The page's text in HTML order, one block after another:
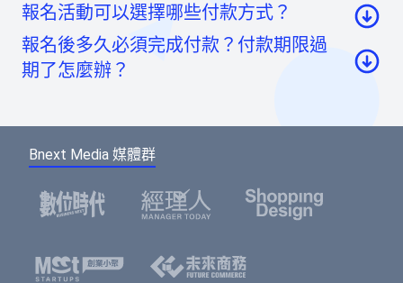
至活動頁面點選「我要報名」按鈕後，至票券資
訊頁點選「請先登入」按鈕。
入。（若您尚未成為BNEXTMEDIA會員，請點選
下方的註冊按鈕，即可註冊會員帳號。）
選擇您欲報名的票種及張數後，點選「確認」按
鈕。
名表單中，加速您的報名流程。
報名活動可以選擇哪些付款方式？
信用卡：頁面將轉至綠界科技頁面線上刷卡
款成功。
報名後多久必須完成付款？付款期限過
期了怎麼辦？
費用，系統無法為您保留席次，要參加活動請重新
Bnext Media 媒體群